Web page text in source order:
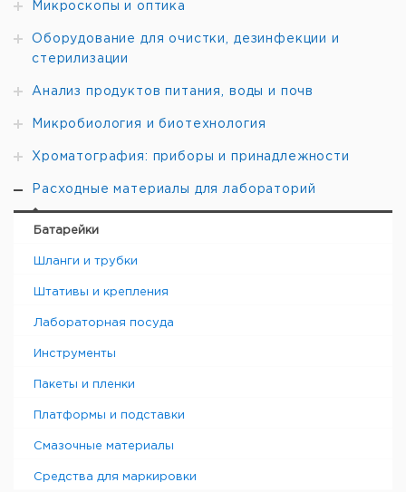
Микроскопы и оптика
Оборудование для очистки, дезинфекции и
стерилизации
Анализ продуктов питания, воды и почв
Микробиология и биотехнология
Хроматография: приборы и принадлежности
Расходные материалы для лабораторий
Батарейки
Шланги и трубки
Штативы и крепления
Лабораторная посуда
Инструменты
Пакеты и пленки
Платформы и подставки
Смазочные материалы
Средства для маркировки